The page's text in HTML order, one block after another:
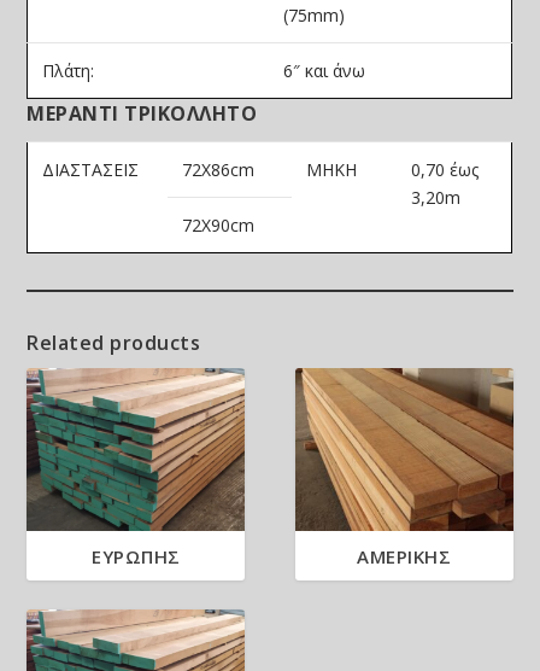
(75mm)
Πλάτη: 6″ και άνω
ΜΕΡΑΝΤΙ ΤΡΙΚΟΛΛΗΤΟ
ΔΙΑΣΤΑΣΕΙΣ 72Χ86cm ΜΗΚΗ
0,70 έως
3,20m
72X90cm
Related products
ΕΥΡΩΠΗΣ ΑΜΕΡΙΚΗΣ